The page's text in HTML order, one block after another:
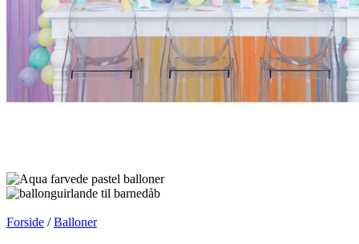
Forside / Balloner